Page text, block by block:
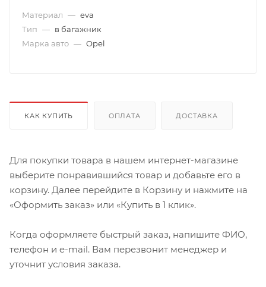
Материал — eva
Тип — в багажник
Марка авто — Opel
КАК КУПИТЬ ОПЛАТА ДОСТАВКА
Для покупки товара в нашем интернет-магазине
выберите понравившийся товар и добавьте его в
корзину. Далее перейдите в Корзину и нажмите на
«Оформить заказ» или «Купить в 1 клик».
Когда оформляете быстрый заказ, напишите ФИО,
телефон и e-mail. Вам перезвонит менеджер и
уточнит условия заказа.